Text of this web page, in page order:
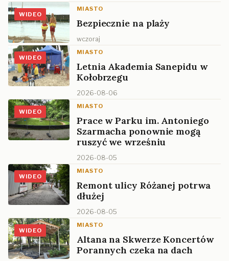
WIDEO
MIASTO
Bezpiecznie na plaży
wczoraj
WIDEO
MIASTO
Letnia Akademia Sanepidu w
Kołobrzegu
2026-08-06
WIDEO
MIASTO
Prace w Parku im. Antoniego
Szarmacha ponownie mogą
ruszyć we wrześniu
2026-08-05
WIDEO
MIASTO
Remont ulicy Różanej potrwa
dłużej
2026-08-05
WIDEO
MIASTO
Altana na Skwerze Koncertów
Porannych czeka na dach